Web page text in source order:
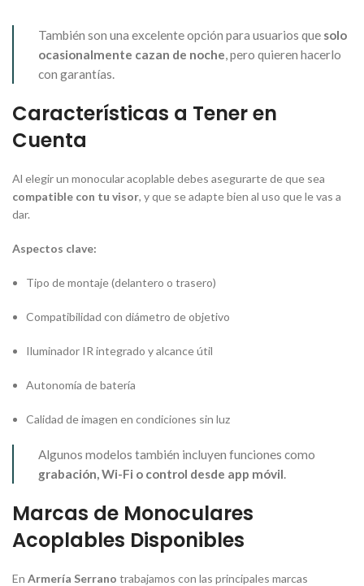
También son una excelente opción para usuarios que solo
ocasionalmente cazan de noche, pero quieren hacerlo
con garantías.
Características a Tener en
Cuenta
Al elegir un monocular acoplable debes asegurarte de que sea
compatible con tu visor, y que se adapte bien al uso que le vas a
dar.
Aspectos clave:
Tipo de montaje (delantero o trasero)
Compatibilidad con diámetro de objetivo
Iluminador IR integrado y alcance útil
Autonomía de batería
Calidad de imagen en condiciones sin luz
Algunos modelos también incluyen funciones como
grabación, Wi-Fi o control desde app móvil.
Marcas de Monoculares
Acoplables Disponibles
En Armería Serrano trabajamos con las principales marcas